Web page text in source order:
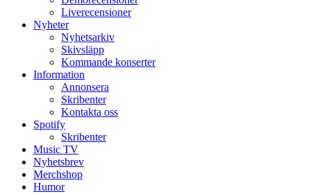
Liverecensioner
Nyheter
Nyhetsarkiv
Skivsläpp
Kommande konserter
Information
Annonsera
Skribenter
Kontakta oss
Spotify
Skribenter
Music TV
Nyhetsbrev
Merchshop
Humor